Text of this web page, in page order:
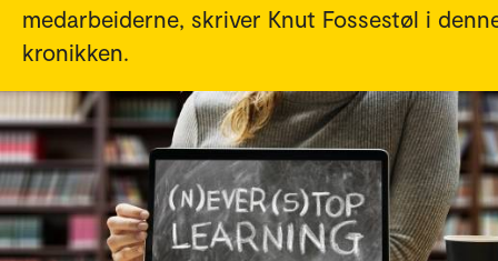
medarbeiderne, skriver Knut Fossestøl i
kronikken.